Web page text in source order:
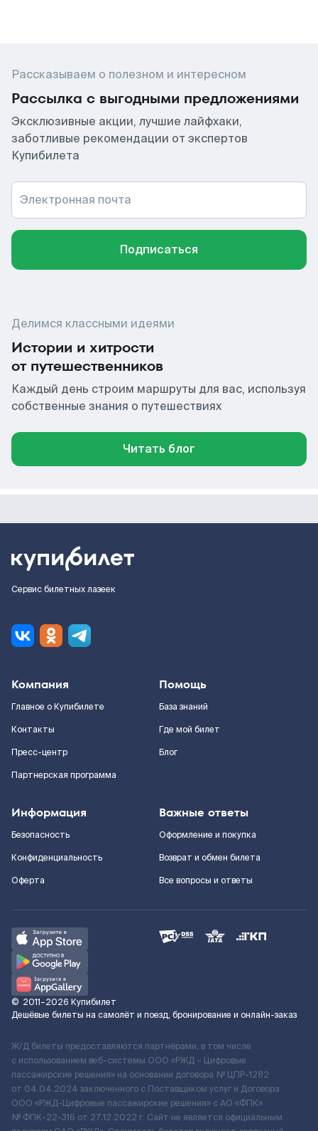
Рассказываем о полезном и интересном
Рассылка с выгодными предложениями
Эксклюзивные акции, лучшие лайфхаки,
заботливые рекомендации от экспертов
Купибилета
Электронная почта
Подписаться
Делимся классными идеями
Истории и хитрости
от путешественников
Каждый день строим маршруты для вас, используя
собственные знания о путешествиях
Читать блог
Сервис билетных лазеек
Компания
Главное о Купибилете
Контакты
Пресс-центр
Партнерская программа
Помощь
База знаний
Где мой билет
Блог
Информация
Безопасность
Конфиденциальность
Оферта
Важные ответы
Оформление и покупка
Возврат и обмен билета
Все вопросы и ответы
© 2011–2026 Купибилет
Дешёвые билеты на самолёт и поезд, бронирование и онлайн-заказ
Ж/Д билеты предоставляются партнёрами, в том числе
с использованием веб-системы ООО «РЖД – Цифровые
пассажирские решения» на основании договора № ЦПР-1282
от 04.04.2024 заключенного с Поставщиком услуг и Договора
ООО «РЖД-Цифровые пассажирские решения» c АО «ФПК»
№ ФПК-22-316 от 27.12.2022 г. Сайт не является официальным